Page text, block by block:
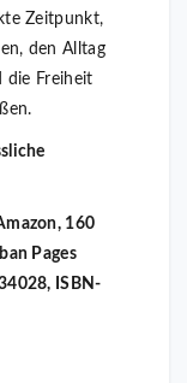
Zeitpunkt,
den Alltag
die Freiheit
160